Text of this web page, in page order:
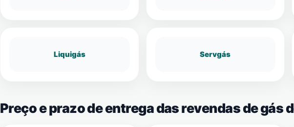
Liquigás Servgás
Preço e prazo de entrega das revendas de gás